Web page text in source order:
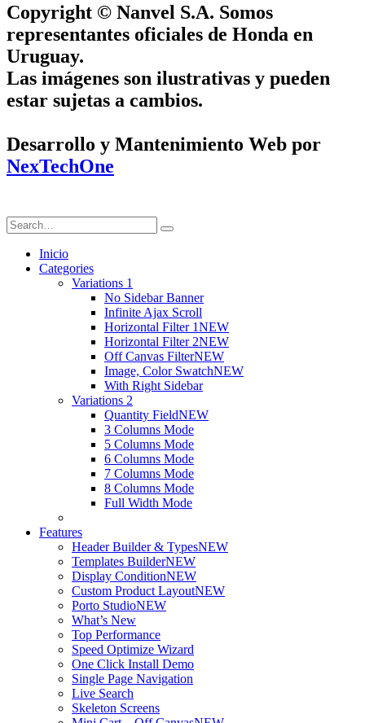
Copyright © Nanvel S.A. Somos
representantes oficiales de Honda en
Uruguay.
Las imágenes son ilustrativas y pueden
estar sujetas a cambios.
Desarrollo y Mantenimiento Web por
NexTechOne
Inicio
Categories
Variations 1
No Sidebar Banner
Infinite Ajax Scroll
Horizontal Filter 1NEW
Horizontal Filter 2NEW
Off Canvas FilterNEW
Image, Color SwatchNEW
With Right Sidebar
Variations 2
Quantity FieldNEW
3 Columns Mode
5 Columns Mode
6 Columns Mode
7 Columns Mode
8 Columns Mode
Full Width Mode
Features
Header Builder & TypesNEW
Templates BuilderNEW
Display ConditionNEW
Custom Product LayoutNEW
Porto StudioNEW
What’s New
Top Performance
Speed Optimize Wizard
One Click Install Demo
Single Page Navigation
Live Search
Skeleton Screens